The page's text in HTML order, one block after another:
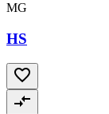
MG
HS